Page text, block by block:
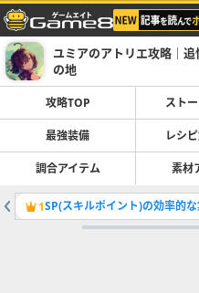
ユミアのアトリエ攻略｜
の地
攻略TOP スト
最強装備 レシ
調合アイテム 素材
1SP(スキルポイント)の効率的